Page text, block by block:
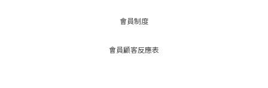
會員制度
會員顧客反應表